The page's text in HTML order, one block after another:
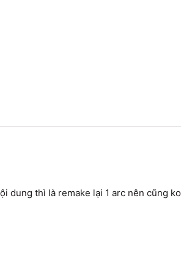
dung thì là remake lại 1 arc nên cũng ko